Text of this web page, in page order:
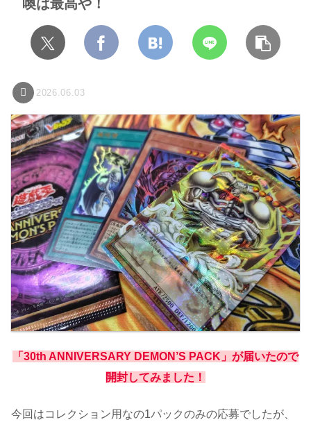
喚は最高や！
2026.06.03
「30th ANNIVERSARY DEMON’S PACK」が届いたので
開封してみました！
今回はコレクション用なの1パックのみの応募でしたが、